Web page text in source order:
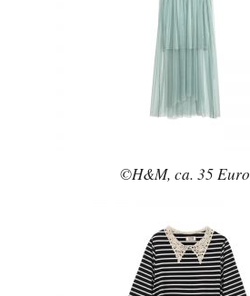
©H&M, ca. 35 Euro